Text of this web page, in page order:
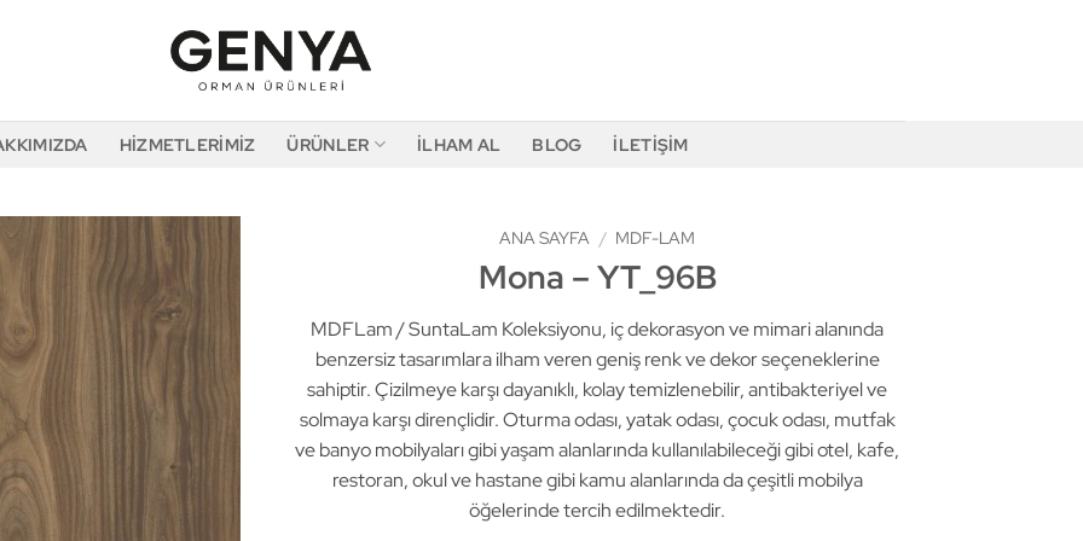
HIZMETLERIMIZ ÜRÜNLER İLHAM AL BLOG İLETIŞIM
ANA SAYFA / MDF-LAM
Mona – YT_96B
MDFLam / SuntaLam Koleksiyonu, iç dekorasyon ve mimari alanında
benzersiz tasarımlara ilham veren geniş renk ve dekor seçeneklerine
sahiptir. Çizilmeye karşı dayanıklı, kolay temizlenebilir, antibakteriyel ve
solmaya karşı dirençlidir. Oturma odası, yatak odası, çocuk odası, mutfak
ve banyo mobilyaları gibi yaşam alanlarında kullanılabileceği gibi otel, kafe,
restoran, okul ve hastane gibi kamu alanlarında da çeşitli mobilya
öğelerinde tercih edilmektedir.